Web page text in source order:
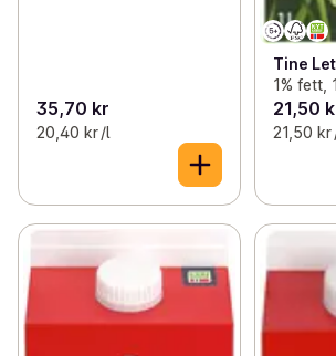
35,70 kr
20,40 kr /l
Tine
1% fett,
21,50
21,50 kr